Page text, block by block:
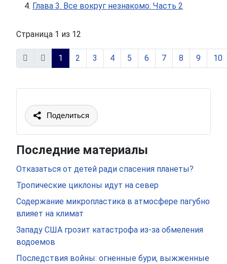
Глава 3. Все вокруг незнакомо. Часть 2
Страница 1 из 12
1 2 3 4 5 6 7 8 9 10
Поделиться
Последние материалы
Отказаться от детей ради спасения планеты?
Тропические циклоны идут на север
Содержание микропластика в атмосфере пагубно
влияет на климат
Западу США грозит катастрофа из-за обмеления
водоемов
Последствия войны: огненные бури, выжженные